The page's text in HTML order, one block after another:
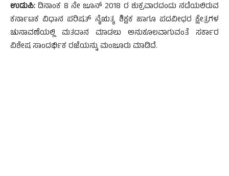
ಉಡುಪಿ: ದಿನಾಂಕ 8 ನೇ ಜೂನ್ 2018 ರ ಶುಕ್ರವಾರದಂದು ನಡೆಯಲಿರುವ
ಕರ್ನಾಟಕ ವಿಧಾನ ಪರಿಷತ್ ನೈಋತ್ಯ ಶಿಕ್ಷಕ ಹಾಗೂ ಪದವೀಧರ ಕ್ಷೇತ್ರಗಳ
ಚುನಾವಣೆಯಲ್ಲಿ ಮತದಾನ ಮಾಡಲು ಅನುಕೂಲವಾಗುವಂತೆ ಸರ್ಕಾರ
ವಿಶೇಷ ಸಾಂದರ್ಭಿಕ ರಜೆಯನ್ನು ಮಂಜೂರು ಮಾಡಿದೆ.